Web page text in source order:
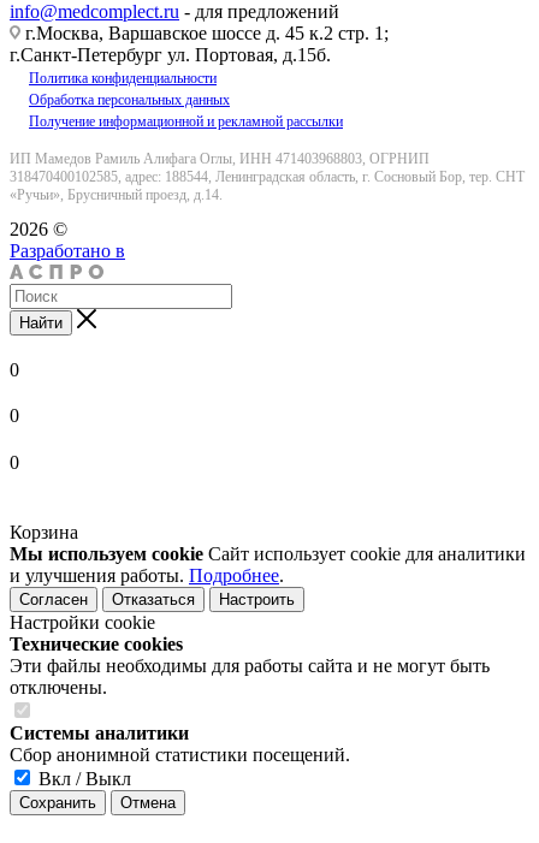
info@medcomplect.ru - для предложений
г.Москва, Варшавское шоссе д. 45 к.2 стр. 1;
г.Санкт-Петербург ул. Портовая, д.15б.
Политика конфиденциальности
Обработка персональных данных
Получение информационной и рекламной рассылки
ИП Мамедов Рамиль Алифага Оглы, ИНН 471403968803, ОГРНИП
318470400102585, адрес: 188544, Ленинградская область, г. Сосновый Бор, тер. СНТ
«Ручьи», Брусничный проезд, д.14.
2026 ©
Разработано в
Найти
0
0
0
Корзина
Мы используем cookie Сайт использует cookie для аналитики
и улучшения работы. Подробнее.
Согласен Отказаться Настроить
Настройки cookie
Технические cookies
Эти файлы необходимы для работы сайта и не могут быть
отключены.
Системы аналитики
Сбор анонимной статистики посещений.
Вкл / Выкл
Сохранить Отмена